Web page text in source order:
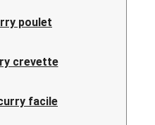
poulet
crevette
facile